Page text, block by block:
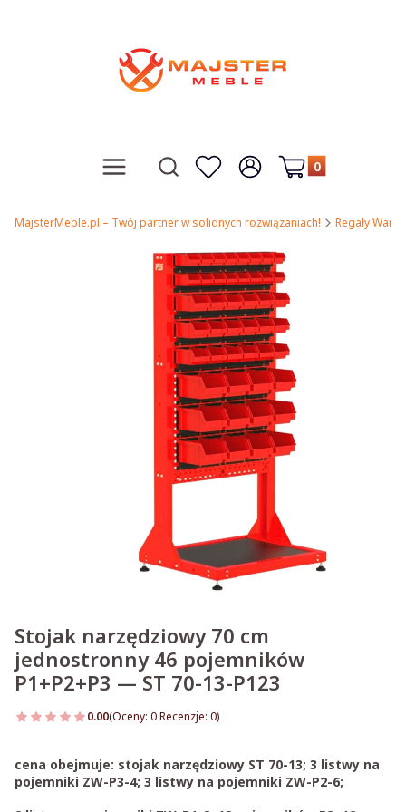
Menu Otwórz wyszukiwarkę
Szukaj UlubioneZaloguj się
Produkty w
Koszyk
MajsterMeble.pl – Twój partner w solidnych rozwiązaniach!
Stojak narzędziowy 70 cm
jednostronny 46 pojemników
P1+P2+P3 — ST 70-13-P123
0.00(Oceny: 0 Recenzje: 0)
Przejdź do sekcji Opinie
cena obejmuje: stojak narzędziowy ST 70-13; 3 listwy na
pojemniki ZW-P3-4; 3 listwy na pojemniki ZW-P2-6;